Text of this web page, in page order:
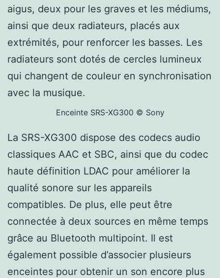
aigus, deux pour les graves et les médiums,
ainsi que deux radiateurs, placés aux
extrémités, pour renforcer les basses. Les
radiateurs sont dotés de cercles lumineux
qui changent de couleur en synchronisation
avec la musique.
Enceinte SRS-XG300 © Sony
La SRS-XG300 dispose des codecs audio
classiques AAC et SBC, ainsi que du codec
haute définition LDAC pour améliorer la
qualité sonore sur les appareils
compatibles. De plus, elle peut être
connectée à deux sources en même temps
grâce au Bluetooth multipoint. Il est
également possible d’associer plusieurs
enceintes pour obtenir un son encore plus